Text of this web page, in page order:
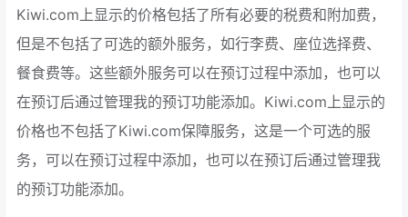
Kiwi.com上显示的价格包括了所有必要的税费和附加费，
但是不包括了可选的额外服务，如行李费、座位选择费、
餐食费等。这些额外服务可以在预订过程中添加，也可以
在预订后通过管理我的预订功能添加。Kiwi.com上显示的
价格也不包括了Kiwi.com保障服务，这是一个可选的服
务，可以在预订过程中添加，也可以在预订后通过管理我
的预订功能添加。